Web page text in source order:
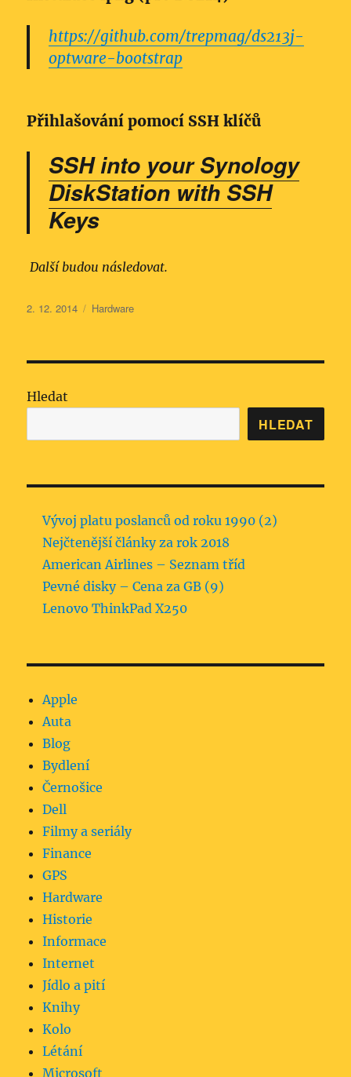
https://github.com/trepmag/ds213j-
optware-bootstrap
Přihlašování pomocí SSH klíčů
SSH into your Synology
DiskStation with SSH
Keys
Další budou následovat.
Publikováno:
2. 12. 2014 Rubriky:
Hardware
Hledat
HLEDAT
Vývoj platu poslanců od roku 1990 (2)
Nejčtenější články za rok 2018
American Airlines – Seznam tříd
Pevné disky – Cena za GB (9)
Lenovo ThinkPad X250
Apple
Auta
Blog
Bydlení
Černošice
Dell
Filmy a seriály
Finance
GPS
Hardware
Historie
Informace
Internet
Jídlo a pití
Knihy
Kolo
Létání
Microsoft